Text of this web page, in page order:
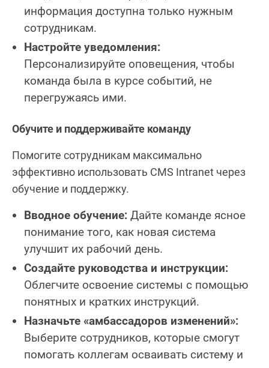
информация доступна только нужным
сотрудникам.
Настройте уведомления:
Персонализируйте оповещения, чтобы
команда была в курсе событий, не
перегружаясь ими.
Обучите и поддерживайте команду
Помогите сотрудникам максимально
эффективно использовать CMS Intranet через
обучение и поддержку.
Вводное обучение: Дайте команде ясное
понимание того, как новая система
улучшит их рабочий день.
Создайте руководства и инструкции:
Облегчите освоение системы с помощью
понятных и кратких инструкций.
Назначьте «амбассадоров изменений»:
Выберите сотрудников, которые смогут
помогать коллегам осваивать систему и